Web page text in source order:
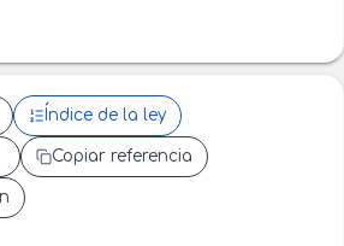
Índice de la ley
Copiar referencia